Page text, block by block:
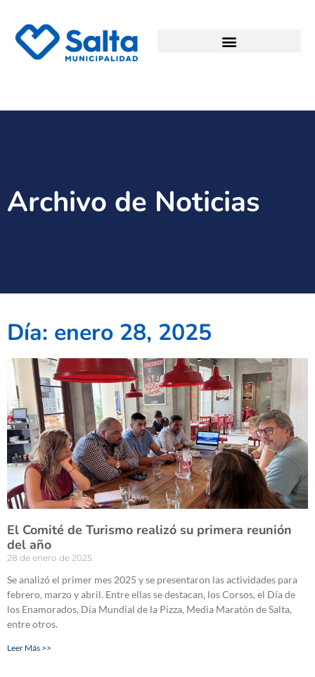
Archivo de Noticias
Día: enero 28, 2025
El Comité de Turismo realizó su primera reunión
del año
28 de enero de 2025
Se analizó el primer mes 2025 y se presentaron las actividades para
febrero, marzo y abril. Entre ellas se destacan, los Corsos, el Día de
los Enamorados, Día Mundial de la Pizza, Media Maratón de Salta,
entre otros.
Leer Más >>